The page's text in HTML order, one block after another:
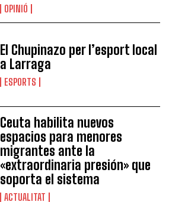
OPINIÓ
El Chupinazo per l’esport local
a Larraga
ESPORTS
Ceuta habilita nuevos
espacios para menores
migrantes ante la
«extraordinaria presión» que
soporta el sistema
ACTUALITAT